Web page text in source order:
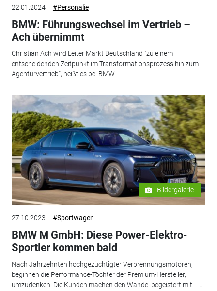
22.01.2024 #Personalie
BMW: Führungswechsel im Vertrieb –
Ach übernimmt
Christian Ach wird Leiter Markt Deutschland "zu einem
entscheidenden Zeitpunkt im Transformationsprozess hin zum
Agenturvertrieb", heißt es bei BMW.
Bildergalerie
27.10.2023 #Sportwagen
BMW M GmbH: Diese Power-Elektro-
Sportler kommen bald
Nach Jahrzehnten hochgezüchtigter Verbrennungsmotoren,
beginnen die Performance-Töchter der Premium-Hersteller,
umzudenken. Die Kunden machen den Wandel begeistert mit –...